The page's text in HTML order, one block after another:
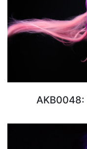
AKB0048: